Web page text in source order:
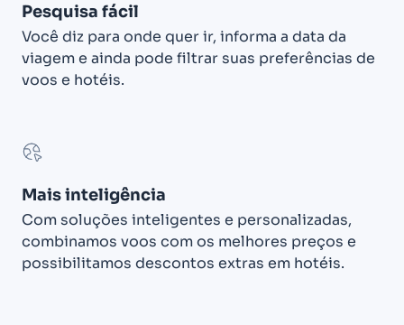
Pesquisa fácil
Você diz para onde quer ir, informa a data da
viagem e ainda pode filtrar suas preferências de
voos e hotéis.
Mais inteligência
Com soluções inteligentes e personalizadas,
combinamos voos com os melhores preços e
possibilitamos descontos extras em hotéis.